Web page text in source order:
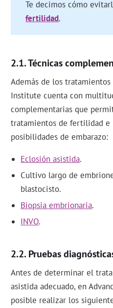
Te decimos cómo
fertilidad.
Técnicas
Además de los tratamientos
Institute cuenta con
complementarias que
tratamientos de fertilidad
posibilidades de embarazo:
Eclosión asistida.
Cultivo largo de
blastocisto.
Biopsia embrionaria.
INVO.
Pruebas
Antes de determinar el
asistida adecuado, en
posible realizar los